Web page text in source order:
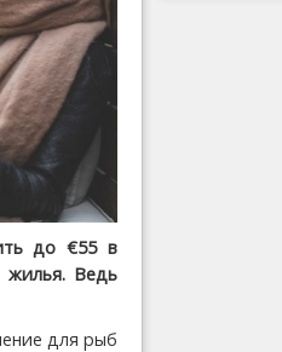
до €55 в
жилья. Ведь
для рыб